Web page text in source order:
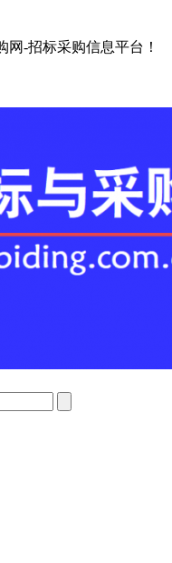
-招标采购信息平台！